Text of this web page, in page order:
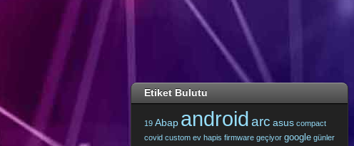
Etiket Bulutu
19 Abap androidarc asus compact
covid custom ev hapis firmware geçiyor google günler